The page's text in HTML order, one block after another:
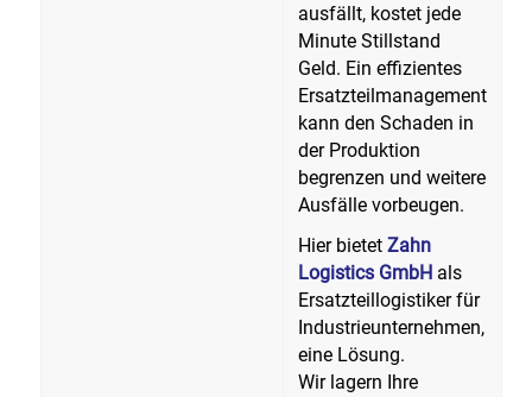
ausfällt, kostet jede
Minute Stillstand
Geld. Ein effizientes
Ersatzteilmanagement
kann den Schaden in
der Produktion
begrenzen und weitere
Ausfälle vorbeugen.
Hier bietetZahn
Logistics GmbHals
Ersatzteillogistiker für
Industrieunternehmen,
eine Lösung.
Wir lagern Ihre